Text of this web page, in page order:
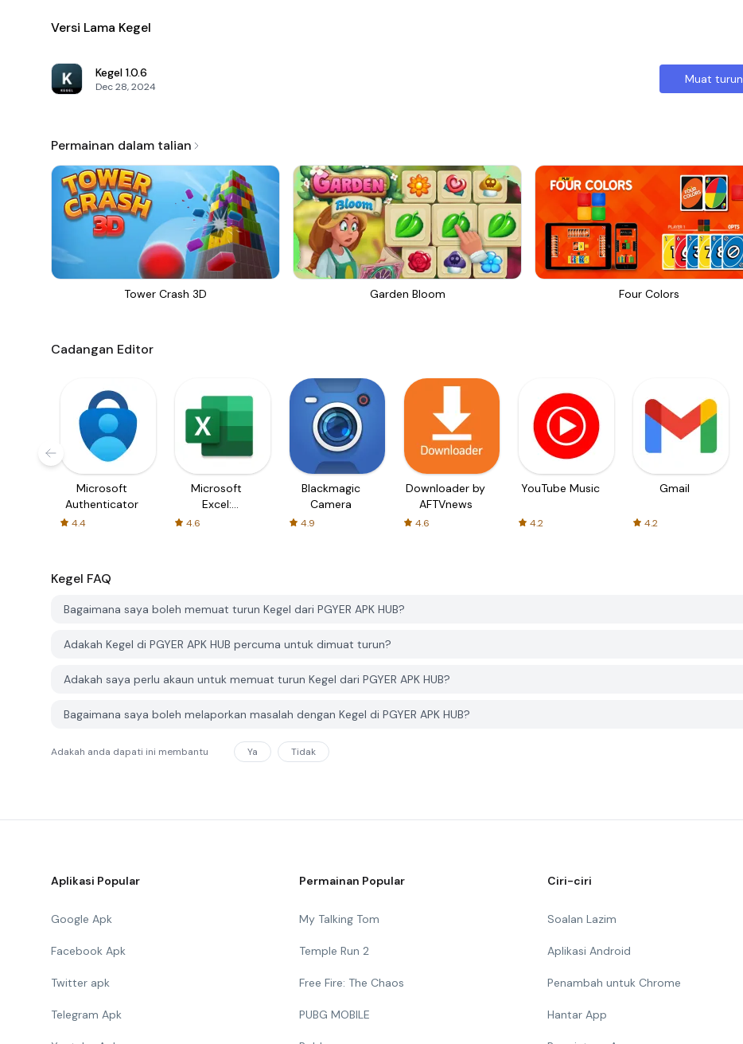
Versi Lama Kegel
Kegel 1.0.6
Dec 28, 2024
Muat turun
Permainan dalam talian
Tower Crash 3D Garden Bloom Four Colors
Cadangan Editor
Microsoft
Authenticator
4.4
Microsoft
Excel:
Spreadsheets
4.6
Blackmagic
Camera
4.9
Downloader by
AFTVnews
4.6
YouTube Music
4.2
Gmail
4.2
Kegel FAQ
Bagaimana saya boleh memuat turun Kegel dari PGYER APK HUB?
Adakah Kegel di PGYER APK HUB percuma untuk dimuat turun?
Adakah saya perlu akaun untuk memuat turun Kegel dari PGYER APK HUB?
Bagaimana saya boleh melaporkan masalah dengan Kegel di PGYER APK HUB?
Adakah anda dapati ini membantu Ya Tidak
Aplikasi Popular
Google Apk
Facebook Apk
Twitter apk
Telegram Apk
Permainan Popular
My Talking Tom
Temple Run 2
Free Fire: The Chaos
PUBG MOBILE
Ciri-ciri
Soalan Lazim
Aplikasi Android
Penambah untuk Chrome
Hantar App